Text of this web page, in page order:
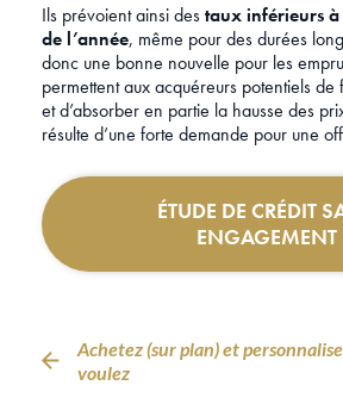
Ils prévoient ainsi destaux inférieurs à
de l’année, même pour des durées
donc une bonne nouvelle pour les
permettent aux acquéreurs potentiels
et d’absorber en partie la hausse des
résulte d’une forte demande pour une
ÉTUDE DE CRÉDIT
ENGAGEMENT
Achetez (sur plan) et
voulez